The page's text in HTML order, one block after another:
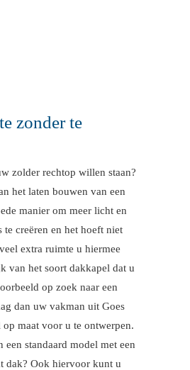
zonder te
zolder rechtop willen staan?
het laten bouwen van een
manier om meer licht en
creëren en het hoeft niet
extra ruimte u hiermee
van het soort dakkapel dat u
op zoek naar een
dan uw vakman uit Goes
op maat voor u te ontwerpen.
een standaard model met een
dak? Ook hiervoor kunt u